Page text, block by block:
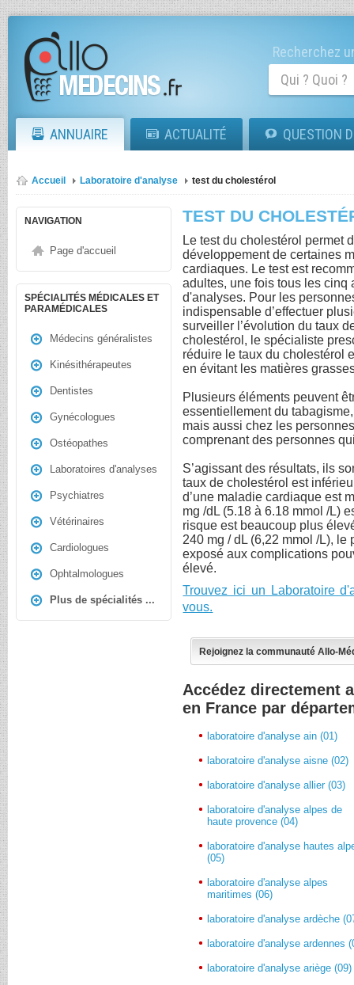
Recherchez
ANNUAIRE ACTUALITÉ QUESTION
Accueil Laboratoire d'analyse test du cholestérol
NAVIGATION
Page d'accueil
SPÉCIALITÉS MÉDICALES ET
PARAMÉDICALES
Médecins généralistes
Kinésithérapeutes
Dentistes
Gynécologues
Ostéopathes
Laboratoires d'analyses
Psychiatres
Vétérinaires
Cardiologues
Ophtalmologues
Plus de spécialités ...
TEST DU
Le test du cholestérol permet
développement de certaines
cardiaques. Le test est
adultes, une fois tous les cinq
d'analyses. Pour les
indispensable d’effectuer
surveiller l’évolution du taux
cholestérol, le spécialiste
réduire le taux du cholestérol
en évitant les matières
Plusieurs éléments peuvent
essentiellement du
mais aussi chez les
comprenant des personnes
S’agissant des résultats, ils
taux de cholestérol est
d’une maladie cardiaque est
mg /dL (5.18 à 6.18 mmol /L)
risque est beaucoup plus
240 mg / dL (6,22 mmol /L),
exposé aux complications
élevé.
Trouvez ici un Laboratoire
vous.
Rejoignez la communauté Allo-
Accédez directement
en France par
laboratoire d'analyse ain (01)
laboratoire d'analyse aisne (02)
laboratoire d'analyse allier (03)
laboratoire d'analyse alpes de
haute provence (04)
laboratoire d'analyse hautes
(05)
laboratoire d'analyse alpes
maritimes (06)
laboratoire d'analyse ardèche
laboratoire d'analyse ardennes
laboratoire d'analyse ariège (09)